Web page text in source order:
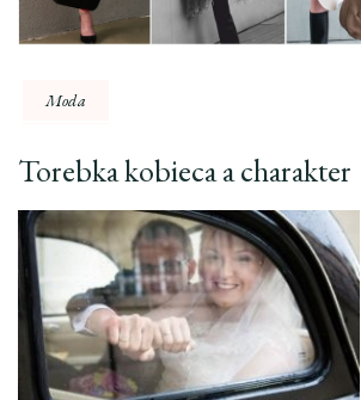
Moda
Torebka kobieca a charakter